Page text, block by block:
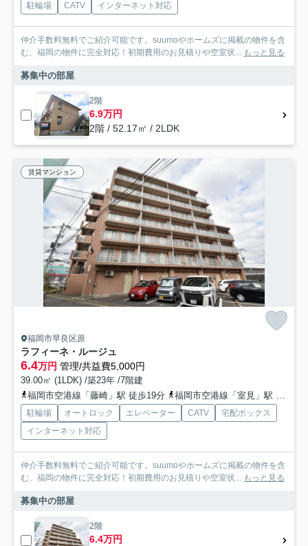
駐輪場 CATV インターネット対応
仲介手数料無料でご紹介可能です。suumoやホームズに掲載の物件を含
む、福岡の物件に完全対応！初期費用のお見積りや空室状... もっと見る
募集中の部屋
2階
6.9万円
2階 / 52.17㎡ / 2LDK
賃貸マンション
福岡市早良区原
ラフィーネ・ルージュ
6.4万円 管理/共益費5,000円
39.00㎡ (1LDK) /築23年 /7階建
福岡市空港線「藤崎」駅 徒歩19分
福岡市空港線「室見」駅 徒歩22分
駐輪場 オートロック エレベーター CATV
宅配ボックス
インターネット対応
仲介手数料無料でご紹介可能です。suumoやホームズに掲載の物件を含
む、福岡の物件に完全対応！初期費用のお見積りや空室状... もっと見る
募集中の部屋
2階
6.4万円